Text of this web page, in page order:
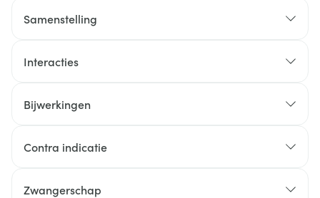
Samenstelling
Interacties
Bijwerkingen
Contra indicatie
Zwangerschap